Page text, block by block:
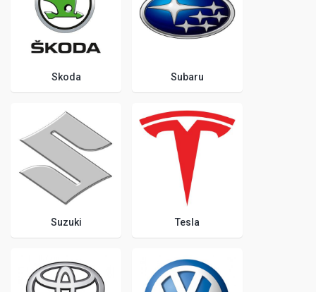
Skoda Subaru
Suzuki Tesla